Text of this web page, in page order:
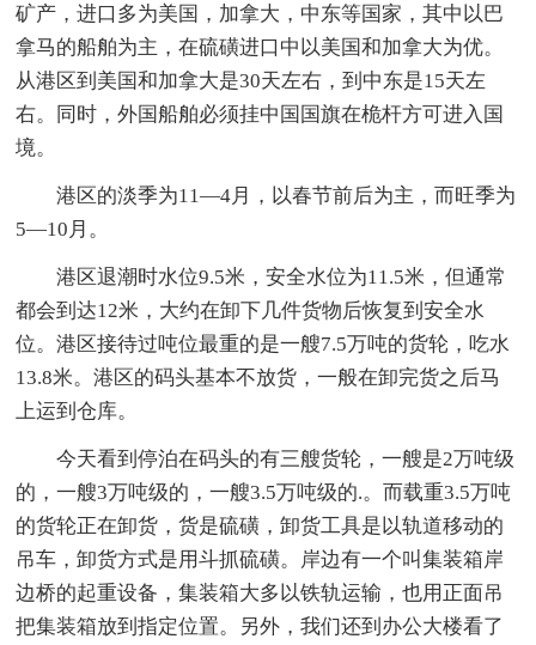
矿产，进口多为美国，加拿大，中东等国家，其中以巴
拿马的船舶为主，在硫磺进口中以美国和加拿大为优。
从港区到美国和加拿大是30天左右，到中东是15天左
右。同时，外国船舶必须挂中国国旗在桅杆方可进入国
境。
港区的淡季为11—4月，以春节前后为主，而旺季为
5—10月。
港区退潮时水位9.5米，安全水位为11.5米，但通常
都会到达12米，大约在卸下几件货物后恢复到安全水
位。港区接待过吨位最重的是一艘7.5万吨的货轮，吃水
13.8米。港区的码头基本不放货，一般在卸完货之后马
上运到仓库。
今天看到停泊在码头的有三艘货轮，一艘是2万吨级
的，一艘3万吨级的，一艘3.5万吨级的.。而载重3.5万吨
的货轮正在卸货，货是硫磺，卸货工具是以轨道移动的
吊车，卸货方式是用斗抓硫磺。岸边有一个叫集装箱岸
边桥的起重设备，集装箱大多以铁轨运输，也用正面吊
把集装箱放到指定位置。另外，我们还到办公大楼看了